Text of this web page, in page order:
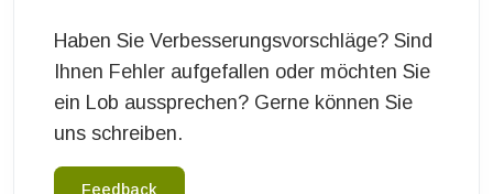
Haben Sie Verbesserungsvorschläge? Sind
Ihnen Fehler aufgefallen oder möchten Sie
ein Lob aussprechen? Gerne können Sie
uns schreiben.
Feedback